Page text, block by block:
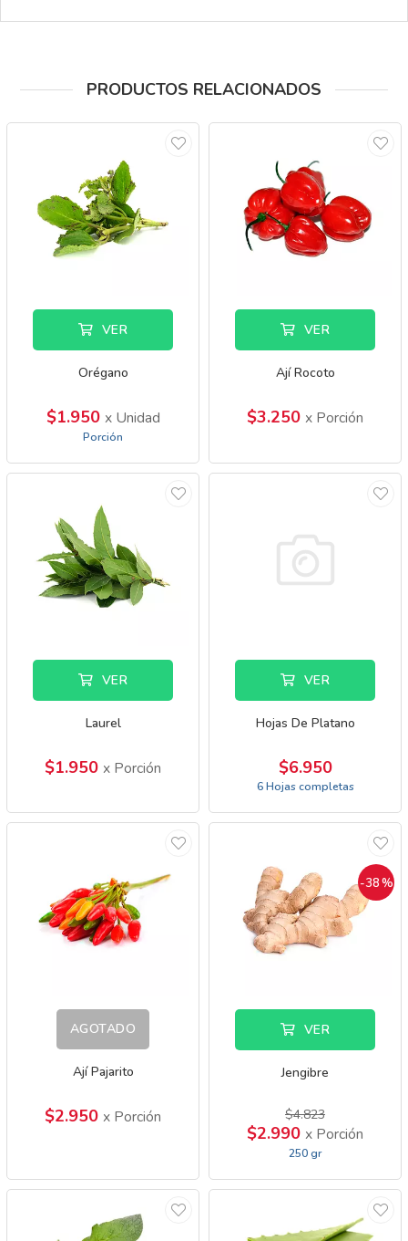
PRODUCTOS RELACIONADOS
VER
Orégano
$1.950 x Unidad
Porción
VER
Ají Rocoto
$3.250 x Porción
VER
Laurel
$1.950 x Porción
VER
Hojas De Platano
$6.950
6 Hojas completas
AGOTADO
Ají Pajarito
$2.950 x Porción
-38%
VER
Jengibre
$4.823
$2.990 x Porción
250 gr